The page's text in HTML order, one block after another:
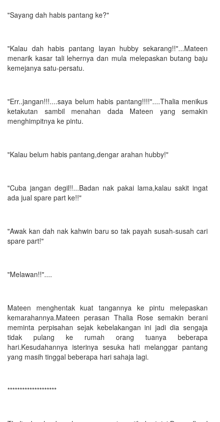
"Sayang dah habis pantang ke?"
"Kalau dah habis pantang layan hubby sekarang!!"...Mateen
menarik kasar tali lehernya dan mula melepaskan butang baju
kemejanya satu-persatu.
"Err..jangan!!!....saya belum habis pantang!!!!"....Thalia menikus
ketakutan sambil menahan dada Mateen yang semakin
menghimpitnya ke pintu.
"Kalau belum habis pantang,dengar arahan hubby!"
"Cuba jangan degil!!...Badan nak pakai lama,kalau sakit ingat
ada jual spare part ke!!"
"Awak kan dah nak kahwin baru so tak payah susah-susah cari
spare part!"
"Melawan!!"....
Mateen menghentak kuat tangannya ke pintu melepaskan
kemarahannya.Mateen perasan Thalia Rose semakin berani
meminta perpisahan sejak kebelakangan ini jadi dia sengaja
tidak pulang ke rumah orang tuanya beberapa
hari.Kesudahannya isterinya sesuka hati melanggar pantang
yang masih tinggal beberapa hari sahaja lagi.
********************